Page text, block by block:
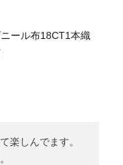
ール布18CT1本織
楽しんでます。